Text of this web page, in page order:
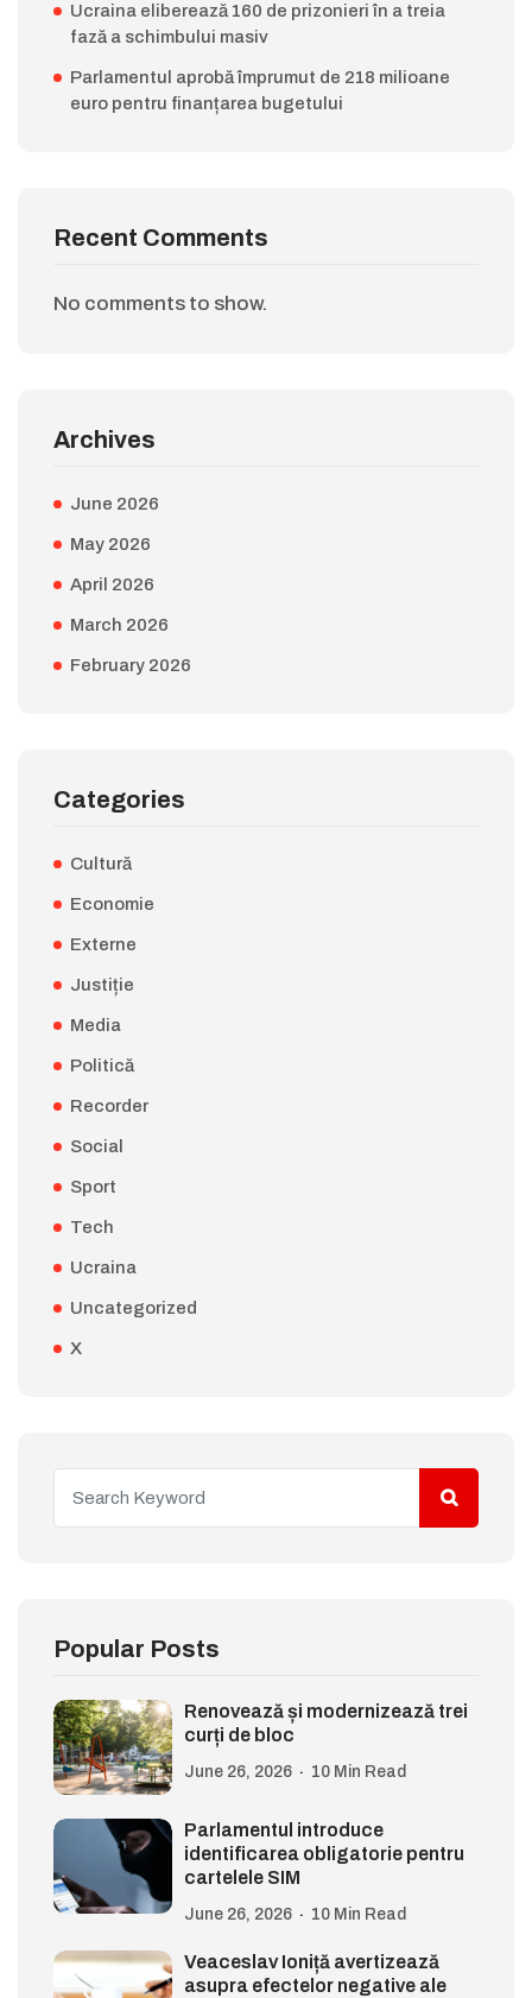
Ucraina eliberează 160 de prizonieri în a treia
fază a schimbului masiv
Parlamentul aprobă împrumut de 218 milioane
euro pentru finanțarea bugetului
Recent Comments
No comments to show.
Archives
June 2026
May 2026
April 2026
March 2026
February 2026
Categories
Cultură
Economie
Externe
Justiție
Media
Politică
Recorder
Social
Sport
Tech
Ucraina
Uncategorized
X
Popular Posts
Renovează și modernizează trei
curți de bloc
June 26, 2026 10 Min Read
Parlamentul introduce
identificarea obligatorie pentru
cartelele SIM
June 26, 2026 10 Min Read
Veaceslav Ioniță avertizează
asupra efectelor negative ale